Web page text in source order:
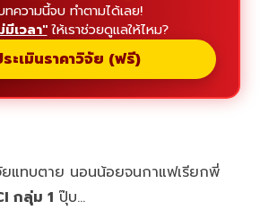
ทความนี้จบ ทำตามได้เลย!
มีเวลา"ให้เราช่วยดูแลให้ไหม?
ะเมินราคาวิจัย (ฟรี)
ยแทบตาย นอนน้อยจนกาแฟเรียกพี่
กลุ่ม 1 ปุ๊บ…